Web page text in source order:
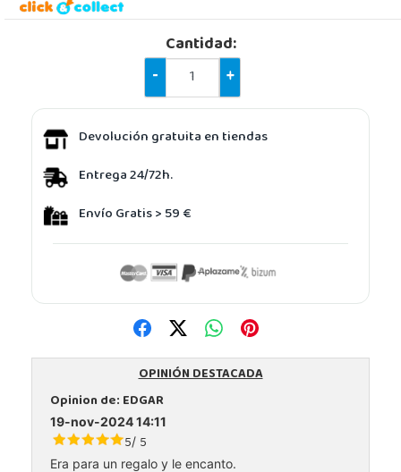
Cantidad:
-
+
Devolución gratuita en tiendas
Entrega 24/72h.
Envío Gratis > 59 €
OPINIÓN DESTACADA
Opinion de:EDGAR
19-nov-2024 14:11
5/ 5
Era para un regalo y le encanto.